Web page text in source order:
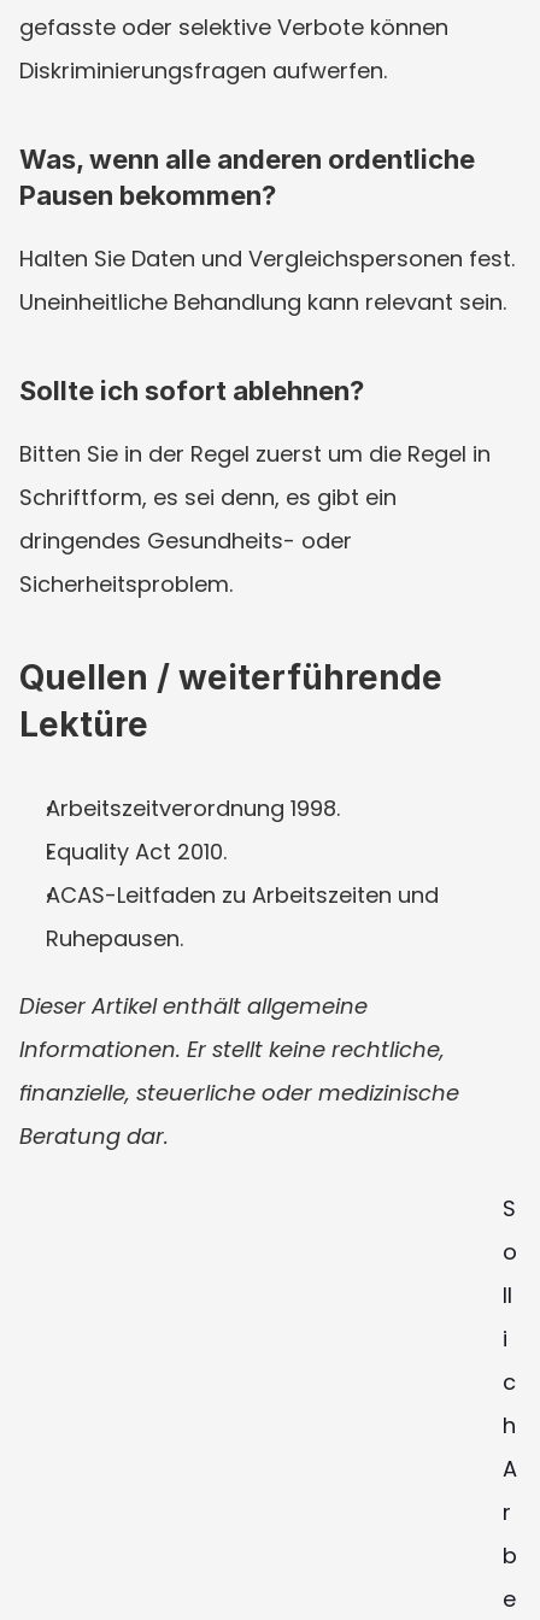
gefasste oder selektive Verbote können
Diskriminierungsfragen aufwerfen.
Was, wenn alle anderen ordentliche
Pausen bekommen?
Halten Sie Daten und Vergleichspersonen fest.
Uneinheitliche Behandlung kann relevant sein.
Sollte ich sofort ablehnen?
Bitten Sie in der Regel zuerst um die Regel in
Schriftform, es sei denn, es gibt ein
dringendes Gesundheits- oder
Sicherheitsproblem.
Quellen / weiterführende
Lektüre
Arbeitszeitverordnung 1998.
Equality Act 2010.
ACAS-Leitfaden zu Arbeitszeiten und
Ruhepausen.
Dieser Artikel enthält allgemeine
Informationen. Er stellt keine rechtliche,
finanzielle, steuerliche oder medizinische
Beratung dar.
S
o
ll
i
c
h
A
r
b
e